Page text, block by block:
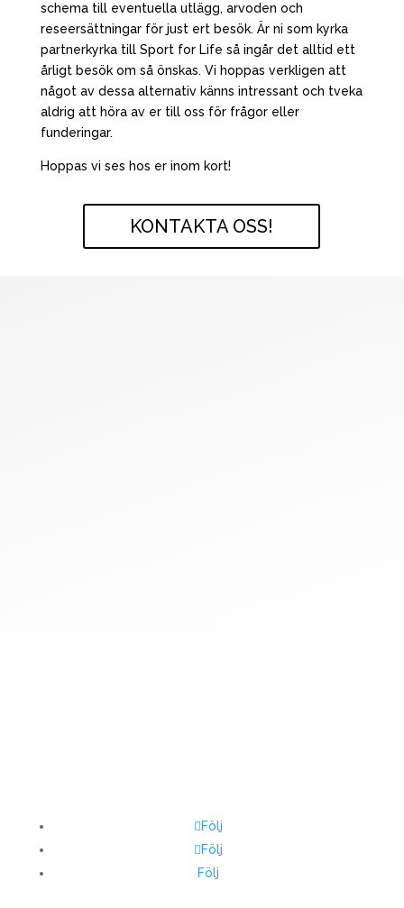
schema till eventuella utlägg, arvoden och
reseersättningar för just ert besök. Är ni som kyrka
partnerkyrka till Sport for Life så ingår det alltid ett
årligt besök om så önskas. Vi hoppas verkligen att
något av dessa alternativ känns intressant och tveka
aldrig att höra av er till oss för frågor eller
funderingar.
Hoppas vi ses hos er inom kort!
KONTAKTA OSS!
Följ
Följ
Följ